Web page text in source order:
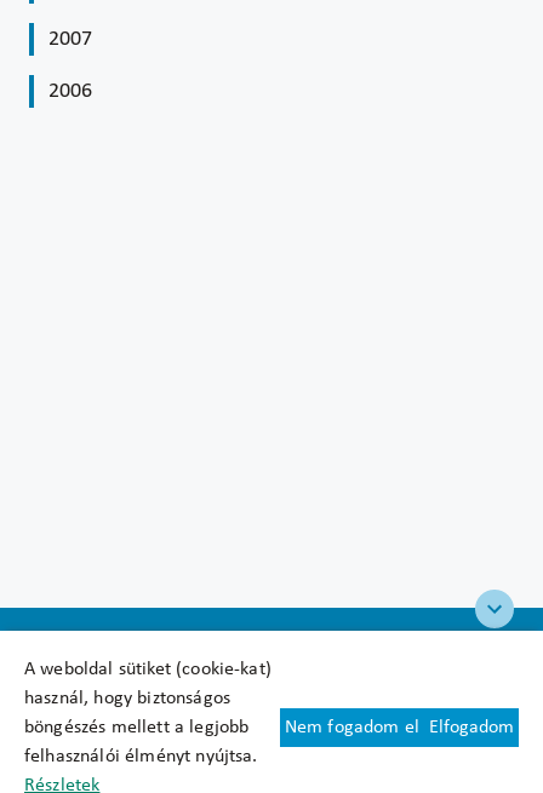
A weboldal sütiket (cookie-kat)
használ, hogy biztonságos
böngészés mellett a legjobb
felhasználói élményt nyújtsa.
Részletek
Nem fogadom el Elfogadom
2007
2006
Felhasználási feltételek